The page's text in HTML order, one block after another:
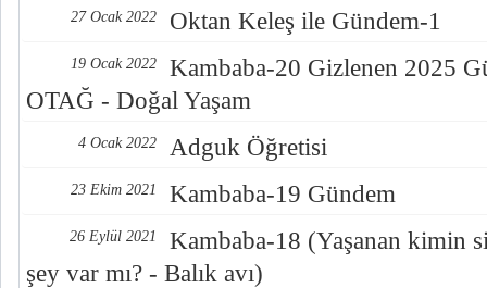
27 Ocak 2022 Oktan Keleş ile Gündem-1
19 Ocak 2022
Kambaba-20 Gizlenen 2025
OTAĞ - Doğal Yaşam
4 Ocak 2022 Adguk Öğretisi
23 Ekim 2021 Kambaba-19 Gündem
26 Eylül 2021
Kambaba-18 (Yaşanan kimin
şey var mı? - Balık avı)